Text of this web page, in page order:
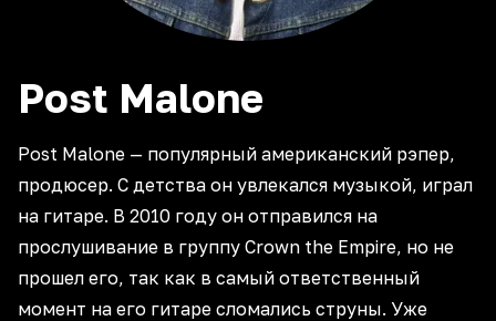
Post Malone
Post Malone — популярный американский рэпер,
продюсер. С детства он увлекался музыкой, играл
на гитаре. В 2010 году он отправился на
прослушивание в группу Crown the Empire, но не
прошел его, так как в самый ответственный
момент на его гитаре сломались струны. Уже